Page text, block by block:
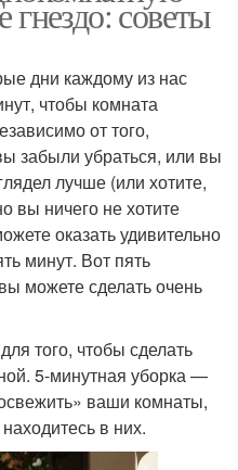
гнездо: советы
дни каждому из нас
чтобы комната
от того,
забыли убраться, или вы
лучше (или хотите,
вы ничего не хотите
оказать удивительно
минут. Вот пять
можете сделать очень
того, чтобы сделать
5-минутная уборка —
ваши комнаты,
в них.